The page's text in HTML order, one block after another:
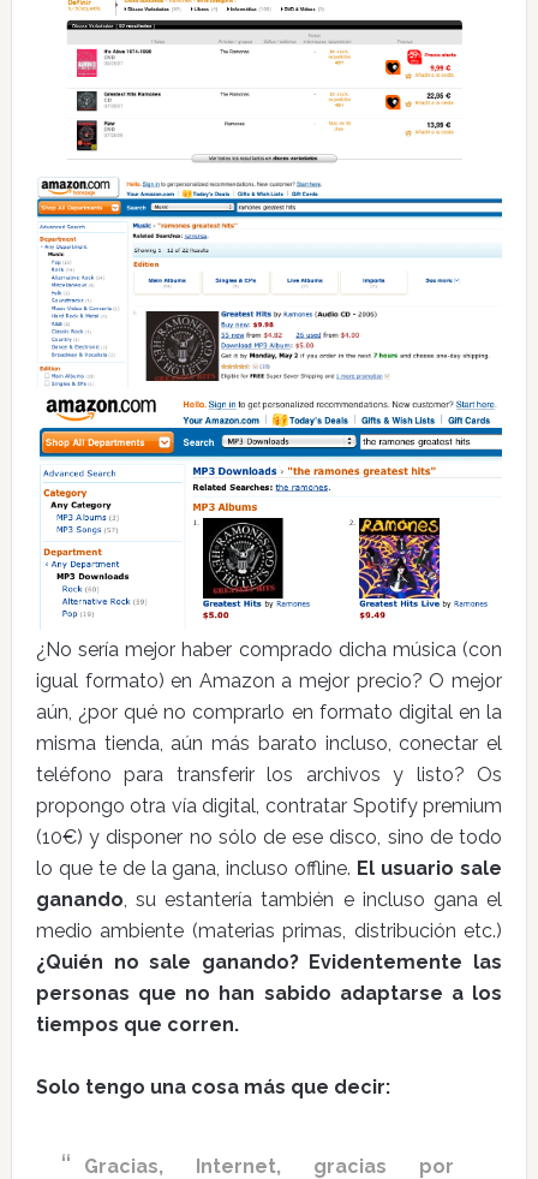
¿No sería mejor haber comprado dicha música (con
igual formato) en Amazon a mejor precio? O mejor
aún, ¿por qué no comprarlo en formato digital en la
misma tienda, aún más barato incluso, conectar el
teléfono para transferir los archivos y listo? Os
propongo otra vía digital, contratar Spotify premium
(10€) y disponer no sólo de ese disco, sino de todo
lo que te de la gana, incluso offline. El usuario sale
ganando , su estantería también e incluso gana el
medio ambiente (materias primas, distribución etc.)
¿Quién no sale ganando? Evidentemente las
personas que no han sabido adaptarse a los
tiempos que corren.
Solo tengo una cosa más que decir:
Gracias, Internet, gracias por